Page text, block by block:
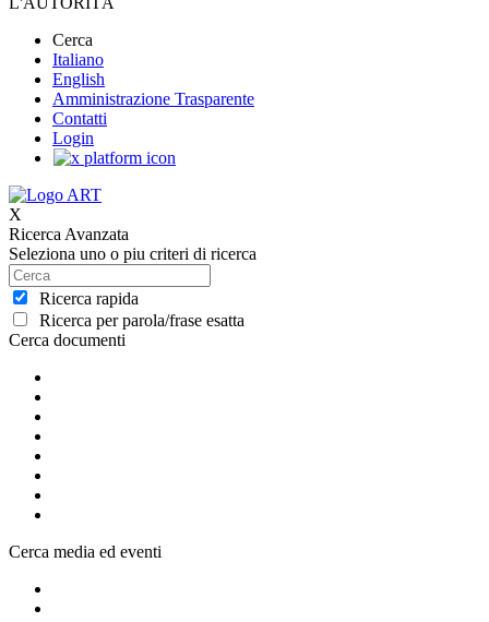
Cerca
Italiano
English
Amministrazione Trasparente
Contatti
Login
X
Ricerca Avanzata
Seleziona uno o piu criteri di ricerca
Ricerca rapida
Ricerca per parola/frase esatta
Cerca documenti
Cerca media ed eventi